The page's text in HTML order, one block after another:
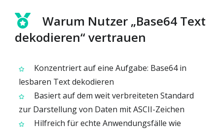
Warum Nutzer „Base64 Text
dekodieren“ vertrauen
Konzentriert auf eine Aufgabe: Base64 in
lesbaren Text dekodieren
Basiert auf dem weit verbreiteten Standard
zur Darstellung von Daten mit ASCII-Zeichen
Hilfreich für echte Anwendungsfälle wie